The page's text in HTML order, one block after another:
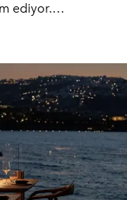
ediyor.
Beverage çeşitleri
katıyor.